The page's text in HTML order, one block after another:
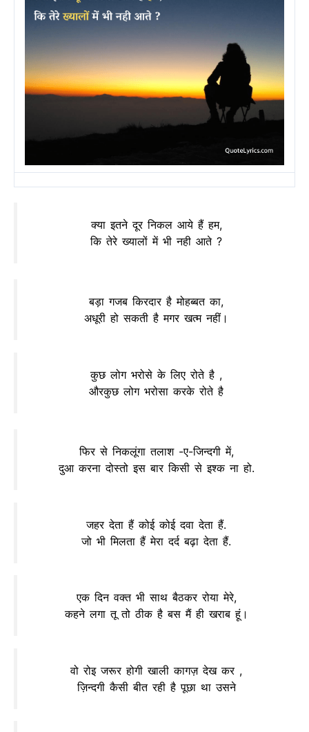
क्या इतने दूर निकल आये हैं हम,
कि तेरे ख्यालों में भी नही आते ?
बड़ा गजब किरदार है मोहब्बत का,
अधूरी हो सकती है मगर खत्म नहीं।
कुछ लोग भरोसे के लिए रोते है ,
औरकुछ लोग भरोसा करके रोते है
फिर से निकलूंगा तलाश -ए-जिन्दगी में,
दुआ करना दोस्तो इस बार किसी से इश्क ना हो.
जहर देता हैं कोई कोई दवा देता हैं.
जो भी मिलता हैं मेरा दर्द बढ़ा देता हैं.
एक दिन वक्त भी साथ बैठकर रोया मेरे,
कहने लगा तू तो ठीक है बस मैं ही खराब हूं।
वो रोइ जरूर होगी खाली कागज़ देख कर ,
ज़िन्दगी कैसी बीत रही है पूछा था उसने